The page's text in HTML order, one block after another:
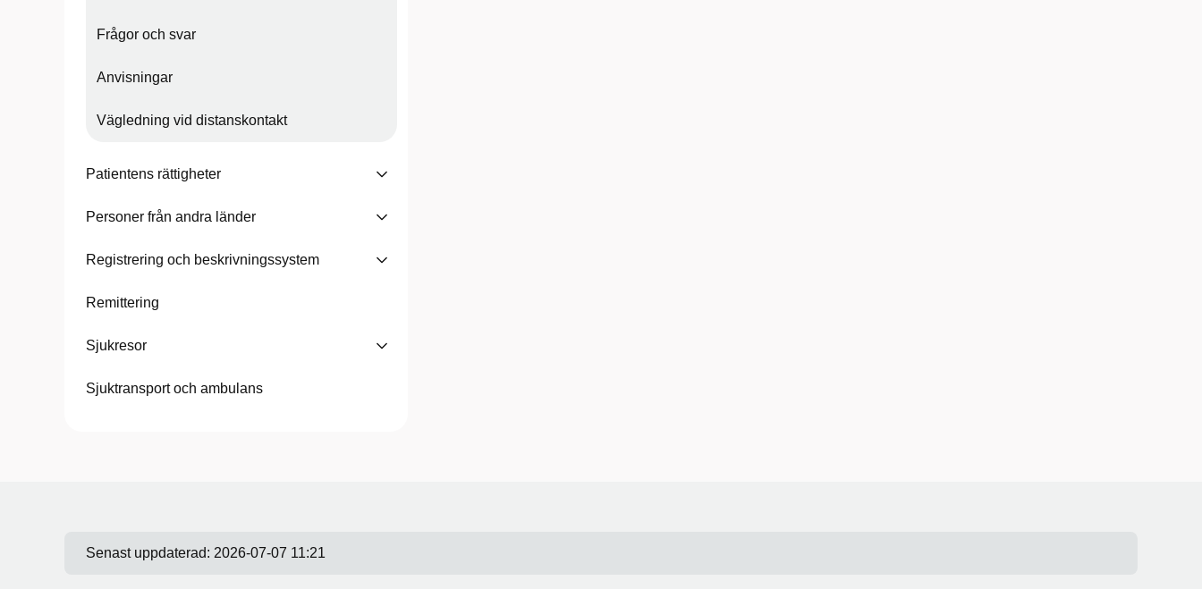
Frågor och svar
Anvisningar
Vägledning vid distanskontakt
Patientens rättigheter
Personer från andra länder
Registrering och beskrivningssystem
Remittering
Sjukresor
Sjuktransport och ambulans
Senast uppdaterad: 2026-07-07 11:21